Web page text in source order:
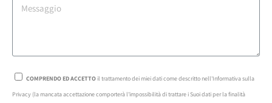
COMPRENDO ED ACCETTO il trattamento dei miei dati come descritto nell'Informativa sulla
Privacy (la mancata accettazione comporterà l'impossibilità di trattare i Suoi dati per la finalità